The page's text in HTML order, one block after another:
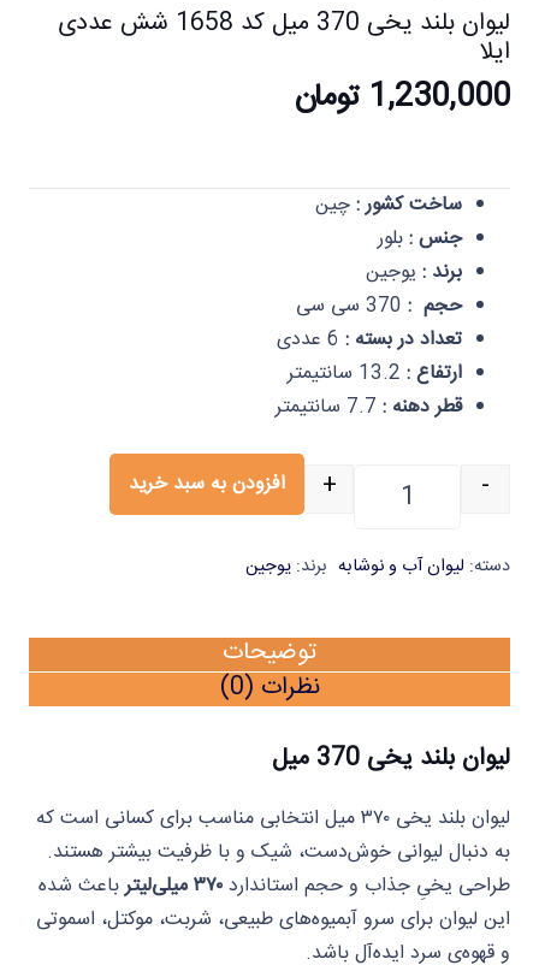
لیوان بلند یخی 370 میل کد 1658 شش عددی
ایلا
1,230,000 تومان
ساخت کشور :چین
جنس :بلور
برند : یوجین
حجم :
تعداد در بسته :
ارتفاع :
قطر دهنه :
لیوان بلند یخی 370 میل کد 1658 شش عددی ایلا عدد -
+ افزودن به سبد خرید
دسته: لیوان آب و نوشابه برند: یوجین
توضیحات
نظرات (0)
لیوان بلند یخی 370 میل
لیوان بلند یخی ۳۷۰ میل انتخابی مناسب برای کسانی است که
به دنبال لیوانی خوش‌دست، شیک و با ظرفیت بیشتر هستند.
طراحی یخیِ جذاب و حجم استاندارد۳۷۰ میلی‌لیتر
باعث شده
این لیوان برای سرو آبمیوه‌های طبیعی، شربت، موکتل، اسموتی
و قهوه‌ی سرد ایده‌آل باشد.